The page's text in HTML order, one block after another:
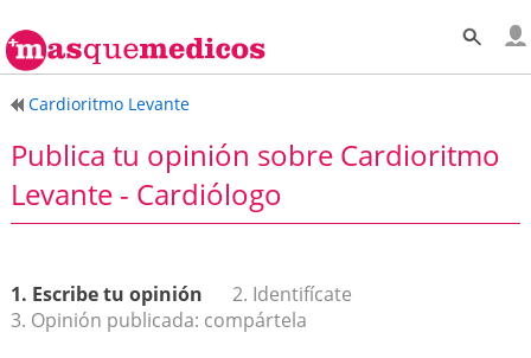
Cardioritmo Levante
Publica tu opinión sobre Cardioritmo
Levante - Cardiólogo
1. Escribe tu opinión
2. Identifícate
3. Opinión publicada: compártela